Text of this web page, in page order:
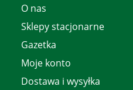
O nas
Sklepy stacjonarne
Gazetka
Moje konto
Dostawa i wysyłka